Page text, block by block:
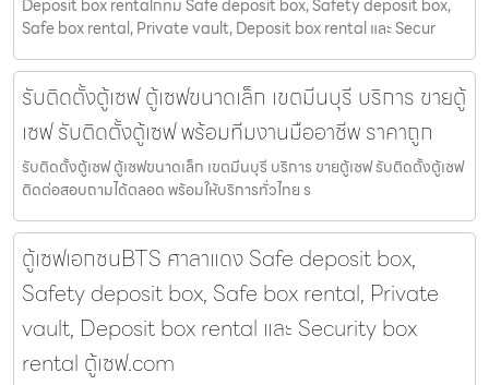
Deposit box rentalกทม Safe deposit box, Safety deposit box,
Safe box rental, Private vault, Deposit box rental และ Secur
รับติดตั้งตู้เซฟ ตู้เซฟขนาดเล็ก เขตมีนบุรี บริการ ขายตู้
เซฟ รับติดตั้งตู้เซฟ พร้อมทีมงานมืออาชีพ ราคาถูก
รับติดตั้งตู้เซฟ ตู้เซฟขนาดเล็ก เขตมีนบุรี บริการ ขายตู้เซฟ รับติดตั้งตู้เซฟ
ติดต่อสอบถามได้ตลอด พร้อมให้บริการทั่วไทย ร
ตู้เซฟเอกชนBTS ศาลาแดง Safe deposit box,
Safety deposit box, Safe box rental, Private
vault, Deposit box rental และ Security box
rental ตู้เซฟ.com